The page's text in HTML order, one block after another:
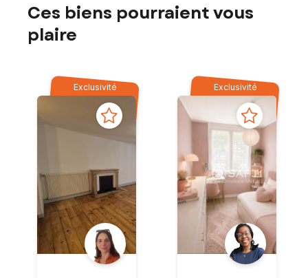
Ces biens pourraient vous
plaire
Exclusivité Exclusivité